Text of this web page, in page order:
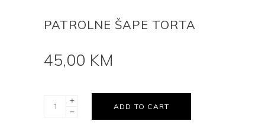
PATROLNE ŠAPE TORTA
45,00 KM
Patrolne
ADD TO CART